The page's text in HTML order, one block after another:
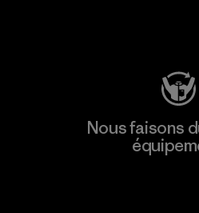
Nous faisons